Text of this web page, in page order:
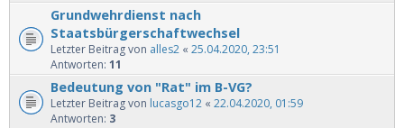
Grundwehrdienst nach
Staatsbürgerschaftwechsel
Letzter Beitrag von alles2 « 25.04.2020, 23:51
Antworten: 11
Bedeutung von "Rat" im B-VG?
Letzter Beitrag von lucasgo12 « 22.04.2020, 01:59
Antworten: 3